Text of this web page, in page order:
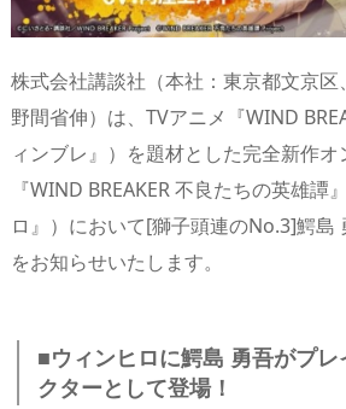
株式会社講談社（本社：東京都文京区
野間省伸）は、TVアニメ『WIND
ィンブレ』）を題材とした完全新作
『WIND BREAKER 不良たちの英雄譚
ロ』）において[獅子頭連のNo.3]鰐島
をお知らせいたします。
■ウィンヒロに鰐島 勇吾がプレ
クターとして登場！